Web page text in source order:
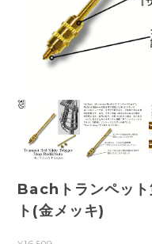
Bachトランペット
ト(金メッキ)